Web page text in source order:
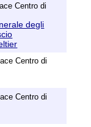
Centro di
degli
Centro di
Centro di